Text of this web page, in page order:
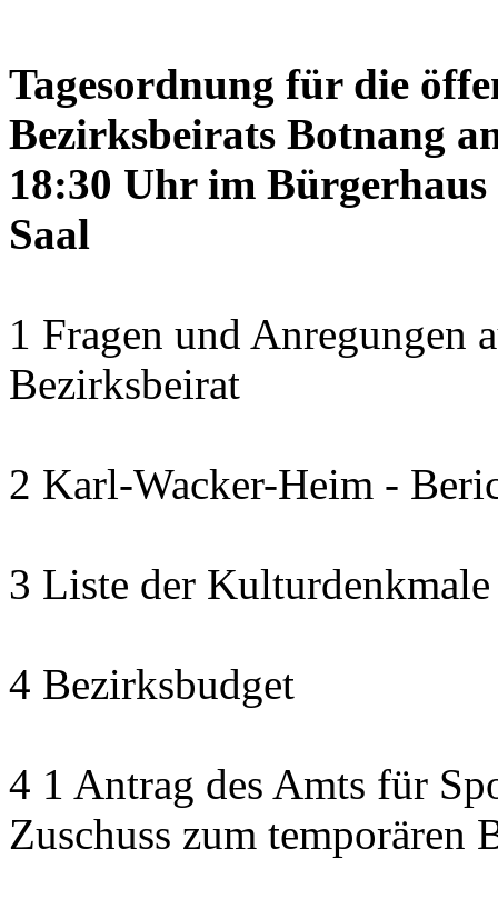
Tagesordnung für die
Bezirksbeirats Botnang
18:30 Uhr im
Saal
1 Fragen und Anregungen
Bezirksbeirat
2 Karl-Wacker-Heim -
3 Liste der
4 Bezirksbudget
4 1 Antrag des Amts für
Zuschuss zum temporären